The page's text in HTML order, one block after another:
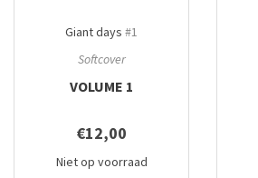
Giant days #1
Softcover
VOLUME 1
€12,00
Niet op voorraad